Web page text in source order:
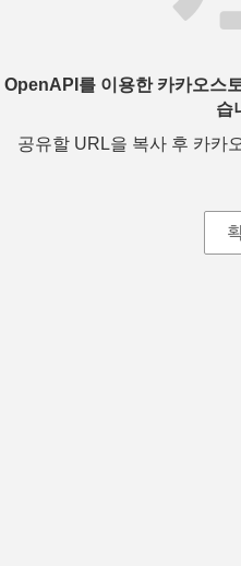
OpenAPI를 이용한 카카오스
습
공유할 URL을 복사 후 카카